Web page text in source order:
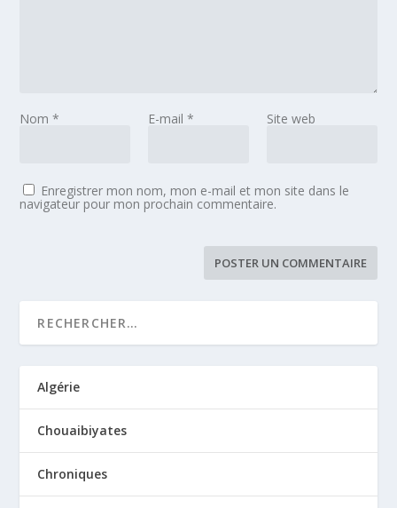
Nom* E-mail * Site web
Enregistrer mon nom, mon e-mail et mon site dans le
navigateur pour mon prochain commentaire.
Algérie
Chouaibiyates
Chroniques